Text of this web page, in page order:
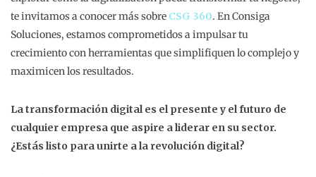
te invitamos a conocer más sobre CSG 360. En Consiga
Soluciones, estamos comprometidos a impulsar tu
crecimiento con herramientas que simplifiquen lo complejo y
maximicen los resultados.
La transformación digital es el presente y el futuro de
cualquier empresa que aspire a liderar en su sector.
¿Estás listo para unirte a la revolución digital?